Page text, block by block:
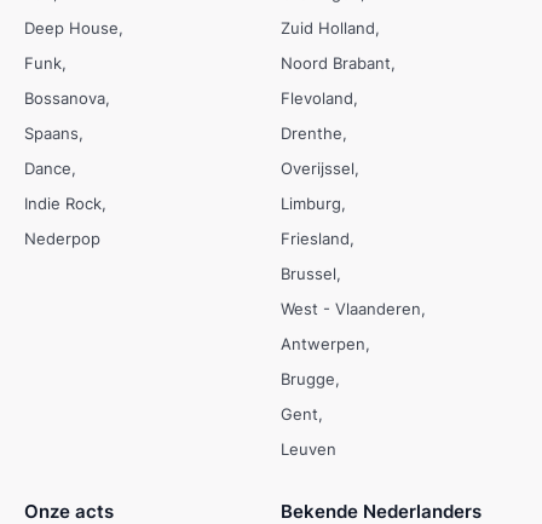
Deep House
Funk
Bossanova
Spaans
Dance
Indie Rock
Nederpop
Zuid Holland
Noord Brabant
Flevoland
Drenthe
Overijssel
Limburg
Friesland
Brussel
West - Vlaanderen
Antwerpen
Brugge
Gent
Leuven
Onze acts Bekende Nederlanders